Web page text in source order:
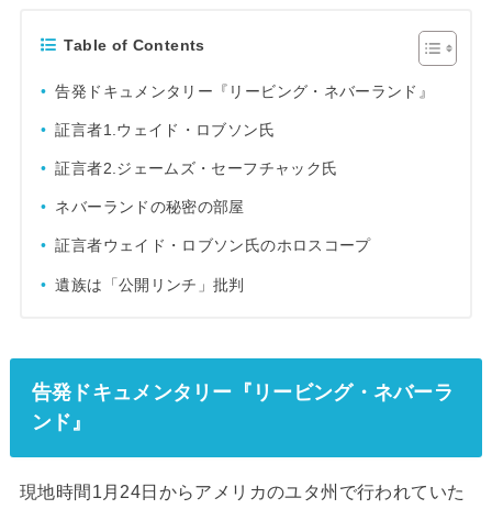
Table of Contents
告発ドキュメンタリー『リービング・ネバーランド』
証言者1.ウェイド・ロブソン氏
証言者2.ジェームズ・セーフチャック氏
ネバーランドの秘密の部屋
証言者ウェイド・ロブソン氏のホロスコープ
遺族は「公開リンチ」批判
告発ドキュメンタリー『リービング・ネバーラ
ンド』
現地時間1月24日からアメリカのユタ州で行われていた